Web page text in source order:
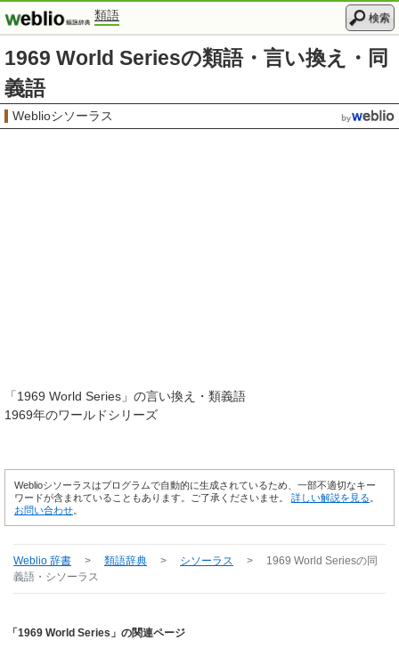
類語 検索
1969 World Seriesの類語・言い換え・同
義語
Weblioシソーラス
「1969 World Series 」の言い換え・類義語
1969年のワールドシリーズ
Weblioシソーラスはプログラムで自動的に生成されているため、一部不適切なキー
ワードが含まれていることもあります。ご了承くださいませ。 詳しい解説を見る
お問い合わせ
Weblio 辞書 > 類語辞典 > シソーラス > 1969 World Seriesの同
義語・シソーラス
「1969 World Series」の関連ページ